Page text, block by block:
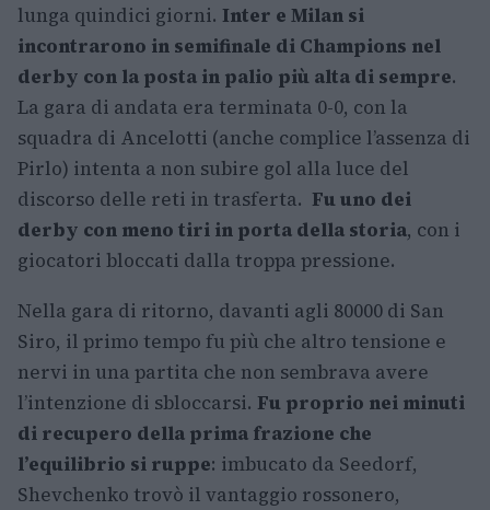
lunga quindici giorni. Inter e Milan si
incontrarono in semifinale di Champions nel
derby con la posta in palio più alta di sempre.
La gara di andata era terminata 0-0, con la
squadra di Ancelotti (anche complice l’assenza di
Pirlo) intenta a non subire gol alla luce del
discorso delle reti in trasferta. Fu uno dei
derby con meno tiri in porta della storia, con i
giocatori bloccati dalla troppa pressione.
Nella gara di ritorno, davanti agli 80000 di San
Siro, il primo tempo fu più che altro tensione e
nervi in una partita che non sembrava avere
l’intenzione di sbloccarsi. Fu proprio nei minuti
di recupero della prima frazione che
l’equilibrio si ruppe: imbucato da Seedorf,
Shevchenko trovò il vantaggio rossonero,